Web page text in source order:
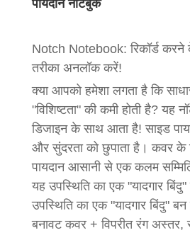
पायदान नोटबुक
Notch Notebook: रिकॉर्ड करने
तरीका अनलॉक करें!
क्या आपको हमेशा लगता है कि
"विशिष्टता" की कमी होती है? यह
डिजाइन के साथ आता है! साइड
और सुंदरता को छुपाता है। कवर के
पायदान आसानी से एक कलम
यह उपस्थिति का एक "यादगार
उपस्थिति का एक "यादगार बिंदु"
बनावट कवर + विपरीत रंग